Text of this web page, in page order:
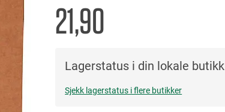
21,90
Lagerstatus i din lokale butikk
Sjekk lagerstatus i flere butikker